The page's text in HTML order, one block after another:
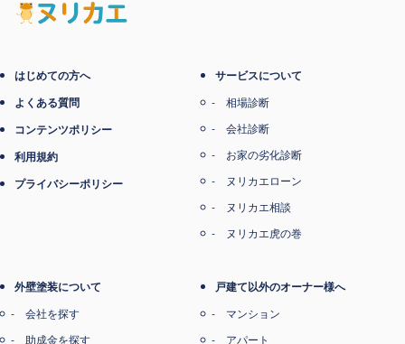
はじめての方へ
よくある質問
コンテンツポリシー
利用規約
プライバシーポリシー
サービスについて
相場診断
会社診断
お家の劣化診断
ヌリカエローン
ヌリカエ相談
ヌリカエ虎の巻
外壁塗装について
会社を探す
助成金を探す
戸建て以外のオーナー様へ
マンション
アパート